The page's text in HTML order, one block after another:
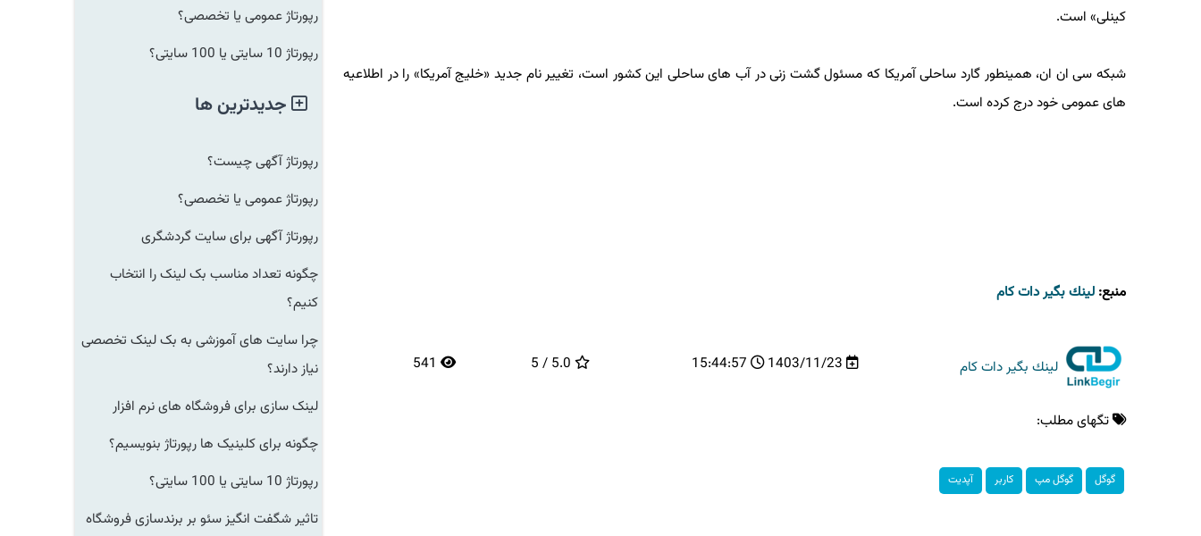
کینلی» است.
شبکه سی ان ان، همینطور گارد ساحلی آمریکا که مسئول گشت زنی در آب های ساحلی این کشور است، تغییر نام جدید «خلیج آمریکا» را در اطلاعیه
های عمومی خود درج کرده است.
منبع:لینك بگیر دات كام
لینك بگیر دات كام 1403/11/23
15:44:57
5.0 / 5
541
تگهای مطلب:
گوگل گوگل مپ كاربر آپدیت
رپورتاژ عمومی یا تخصصی؟
رپورتاژ 10 سایتی یا 100 سایتی؟
جدیدترین ها
رپورتاژ آگهی چیست؟
رپورتاژ عمومی یا تخصصی؟
رپورتاژ آگهی برای سایت گردشگری
چگونه تعداد مناسب بک لینک را انتخاب
کنیم؟
چرا سایت های آموزشی به بک لینک تخصصی
نیاز دارند؟
لینک سازی برای فروشگاه های نرم افزار
چگونه برای کلینیک ها رپورتاژ بنویسیم؟
رپورتاژ 10 سایتی یا 100 سایتی؟
تاثیر شگفت انگیز سئو بر برندسازی فروشگاه